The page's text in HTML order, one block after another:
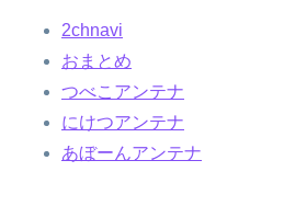
2chnavi
おまとめ
つべこアンテナ
にけつアンテナ
あぼーんアンテナ